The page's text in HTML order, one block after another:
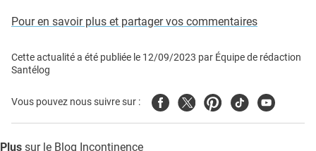
Pour en savoir plus et partager vos commentaires
Cette actualité a été publiée le 12/09/2023 par Équipe de rédaction
Santélog
Vous pouvez nous suivre sur : FacebookTwitterPinterest
TiktokYoutube
Plus sur le Blog Incontinence